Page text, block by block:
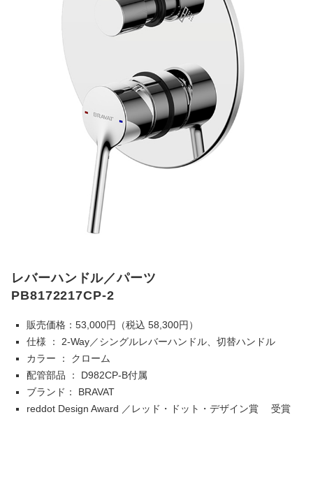
レバーハンドル／パーツ
PB8172217CP-2
販売価格：53,000円（税込 58,300円）
仕様 ： 2-Way／シングルレバーハンドル、切替ハンドル
カラー ： クローム
配管部品 ： D982CP-B付属
ブランド： BRAVAT
reddot Design Award ／レッド・ドット・デザイン賞 受賞